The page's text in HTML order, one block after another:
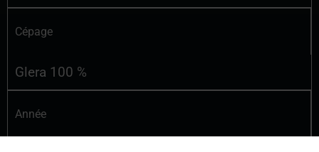
Cépage
Glera 100 %
Année